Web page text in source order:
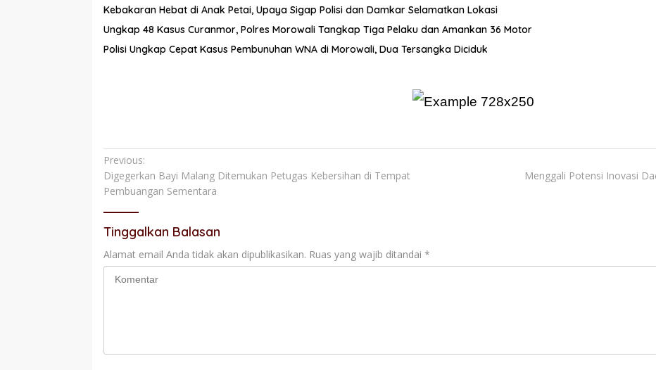
Kebakaran Hebat di Anak Petai, Upaya Sigap Polisi dan Damkar Selamatkan Lokasi
Ungkap 48 Kasus Curanmor, Polres Morowali Tangkap Tiga Pelaku dan Amankan 36 Motor
Polisi Ungkap Cepat Kasus Pembunuhan WNA di Morowali, Dua Tersangka Diciduk
Navigasi
pos
Previous:
Digegerkan Bayi Malang Ditemukan Petugas Kebersihan di Tempat
Pembuangan Sementara
Menggali Potensi Inovasi
Tinggalkan Balasan
Alamat email Anda tidak akan dipublikasikan. Ruas yang wajib ditandai *